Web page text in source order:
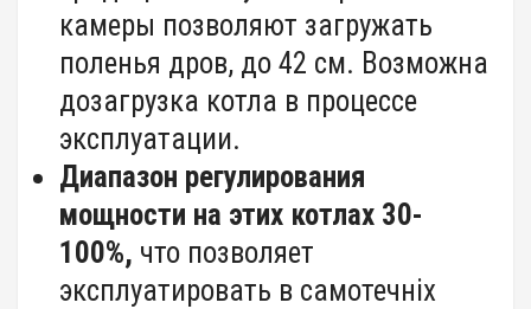
камеры позволяют загружать
поленья дров, до 42 см. Возможна
дозагрузка котла в процессе
эксплуатации.
Диапазон регулирования
мощности на этих котлах 30-
100%, что позволяет
эксплуатировать в самотечніх